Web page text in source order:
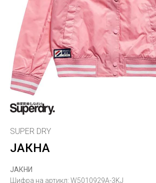
SUPER DRY
ЈАКНА
ЈАКНИ
Шифра на артикл: W5010929A-3KJ